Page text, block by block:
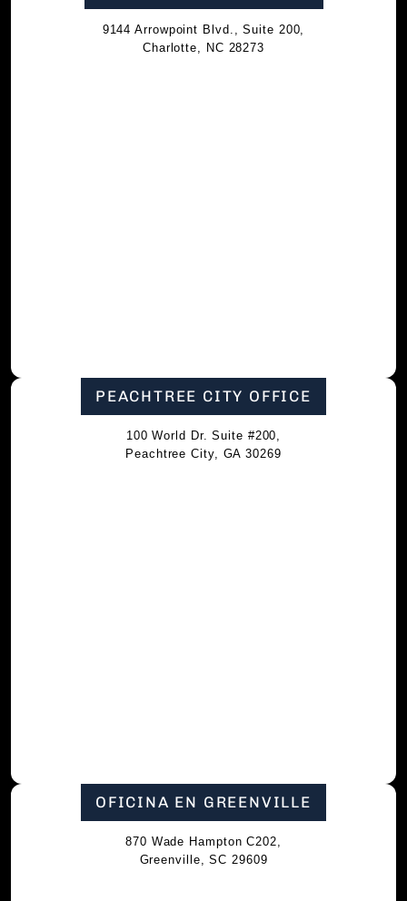
9144 Arrowpoint Blvd., Suite 200,
Charlotte, NC 28273
PEACHTREE CITY OFFICE
100 World Dr. Suite #200,
Peachtree City, GA 30269
OFICINA EN GREENVILLE
870 Wade Hampton C202,
Greenville, SC 29609